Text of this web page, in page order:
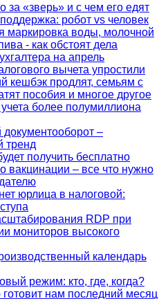
за «зверь» и с чем его едят
робот vs человек
маркировка воды, молочной
- как обстоят дела
на апрель
вычета упростили
кешбэк продлят, семьям с
пособия и многое другое
более полумиллиона
–
тренд
получить бесплатно
вакцинации – все что нужно
юрлица в налоговой:
RDP при
мониторов высокого
календарь
режим: кто, где, когда?
готовит нам последний месяц